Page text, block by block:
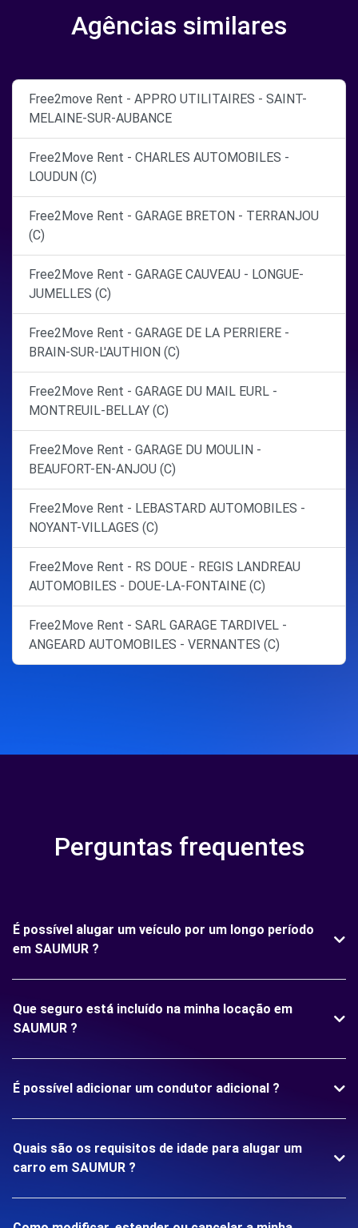
Agências similares
Free2move Rent - APPRO UTILITAIRES - SAINT-
MELAINE-SUR-AUBANCE
Free2Move Rent - CHARLES AUTOMOBILES -
LOUDUN (C)
Free2Move Rent - GARAGE BRETON - TERRANJOU
(C)
Free2Move Rent - GARAGE CAUVEAU - LONGUE-
JUMELLES (C)
Free2Move Rent - GARAGE DE LA PERRIERE -
BRAIN-SUR-L'AUTHION (C)
Free2Move Rent - GARAGE DU MAIL EURL -
MONTREUIL-BELLAY (C)
Free2Move Rent - GARAGE DU MOULIN -
BEAUFORT-EN-ANJOU (C)
Free2Move Rent - LEBASTARD AUTOMOBILES -
NOYANT-VILLAGES (C)
Free2Move Rent - RS DOUE - REGIS LANDREAU
AUTOMOBILES - DOUE-LA-FONTAINE (C)
Free2Move Rent - SARL GARAGE TARDIVEL -
ANGEARD AUTOMOBILES - VERNANTES (C)
Perguntas frequentes
É possível alugar um veículo por um longo período
em SAUMUR ?
Que seguro está incluído na minha locação em
SAUMUR ?
É possível adicionar um condutor adicional ?
Quais são os requisitos de idade para alugar um
carro em SAUMUR ?